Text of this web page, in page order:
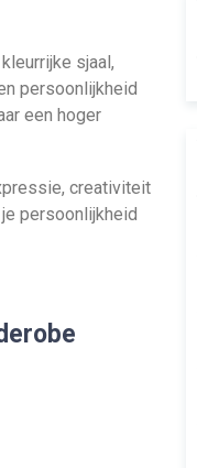
sjaal,
persoonlijkheid
een hoger
creativiteit
persoonlijkheid